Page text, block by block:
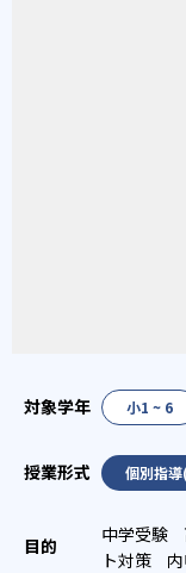
小1 ~ 6
個別指
中学受験
ト対策